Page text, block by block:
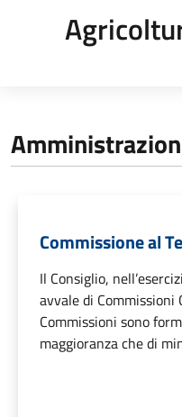
Commissione al
Il Consiglio,
avvale di
Commissioni sono
maggioranza che di